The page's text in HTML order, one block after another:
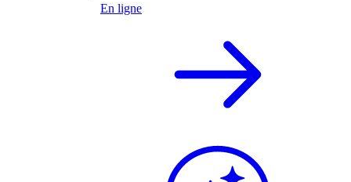
En ligne